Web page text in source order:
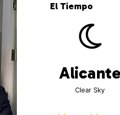
El Tiempo
Alicante
Clear Sky